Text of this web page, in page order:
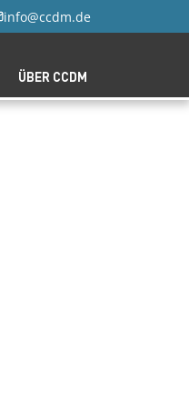
info@ccdm.de
ÜBER CCDM